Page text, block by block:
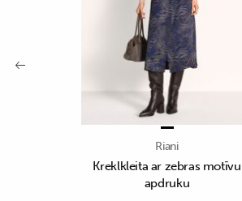
Riani
Kreklkleita ar zebras motīvu
apdruku